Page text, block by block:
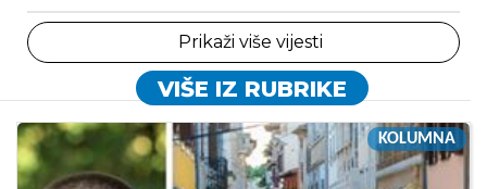
Prikaži više vijesti
VIŠE IZ RUBRIKE
KOLUMNA